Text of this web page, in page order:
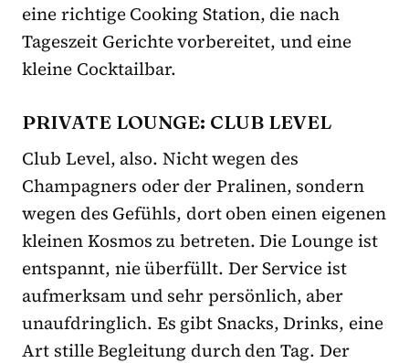
eine richtige Cooking Station, die nach
Tageszeit Gerichte vorbereitet, und eine
kleine Cocktailbar.
PRIVATE LOUNGE: CLUB LEVEL
Club Level, also. Nicht wegen des
Champagners oder der Pralinen, sondern
wegen des Gefühls, dort oben einen eigenen
kleinen Kosmos zu betreten. Die Lounge ist
entspannt, nie überfüllt. Der Service ist
aufmerksam und sehr persönlich, aber
unaufdringlich. Es gibt Snacks, Drinks, eine
Art stille Begleitung durch den Tag. Der